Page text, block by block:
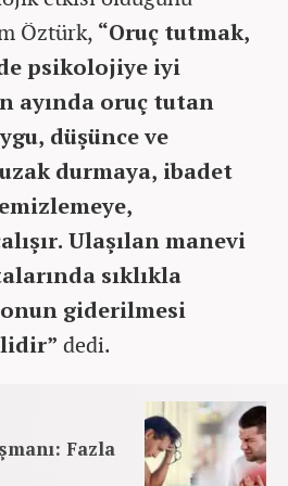
Öztürk, “Oruç tutmak,
psikolojiye iyi
ayında oruç tutan
düşünce ve
durmaya, ibadet
Ulaşılan manevi
sıklıkla
giderilmesi
dedi.
Fazla